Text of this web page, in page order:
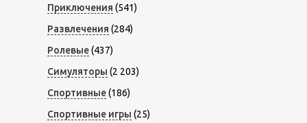
Приключения (541)
Развлечения (284)
Ролевые(437)
Симуляторы (2 203)
Спортивные(186)
Спортивные игры (25)